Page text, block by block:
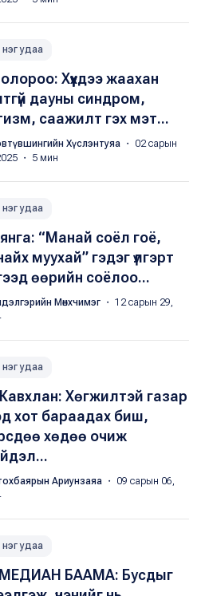
нэг удаа
Хүүхдээ жаахан
дауны синдром,
саажилт гэх мэт...
Хүслэнтуяа ・ 02 сарын
・ 5 мин
нэг удаа
“Манай соёл гоё,
муухай” гэдэг үлгэрт
өөрийн соёлоо...
Мөнхчимэг ・ 12 сарын 29,
нэг удаа
Хөгжилтэй газар
хот бараадах биш,
хөдөө очиж
Ариунзаяа ・ 09 сарын 06,
нэг удаа
БААМА: Бусдыг